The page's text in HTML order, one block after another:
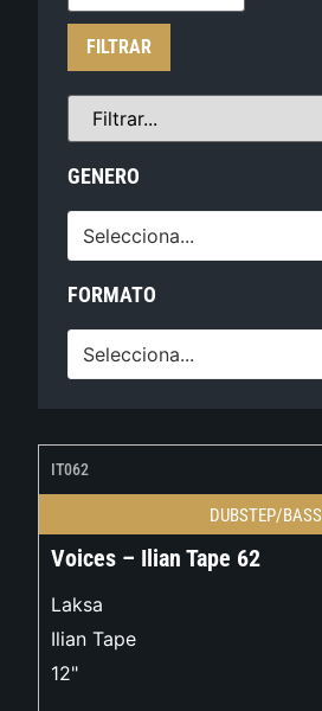
FILTRAR
GENERO
Selecciona...
FORMATO
Selecciona...
IT062
DUBSTEP/BASS
Voices – Ilian Tape 62
Laksa
Ilian Tape
12"